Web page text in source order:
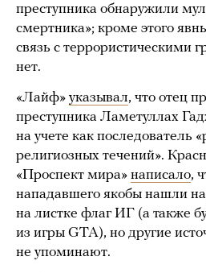
преступника обнаружили
смертника»; кроме этого
связь с террористическими
нет.
«Лайф» указывал, что отец
преступника Ламетуллах
на учете как последователь
религиозных течений».
«Проспект мира» написало,
нападавшего якобы нашли
на листке флаг ИГ (а также
из игры GTA), но другие
не упоминают.